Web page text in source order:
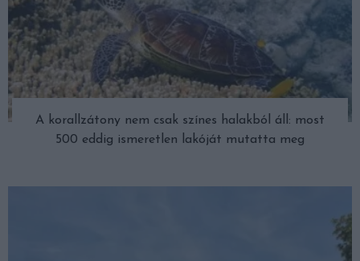
A korallzátony nem csak színes halakból áll: most
500 eddig ismeretlen lakóját mutatta meg